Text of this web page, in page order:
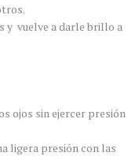
y vuelve a darle brillo a
ojos sin ejercer presión
ligera presión con las